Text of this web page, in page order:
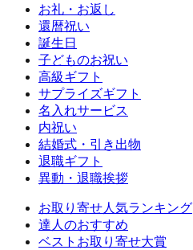
お礼・お返し
還暦祝い
誕生日
子どものお祝い
高級ギフト
サプライズギフト
名入れサービス
内祝い
結婚式・引き出物
退職ギフト
異動・退職挨拶
お取り寄せ人気ランキング
達人のおすすめ
ベストお取り寄せ大賞